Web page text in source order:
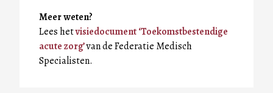
Meer weten?
Lees hetvisiedocument ‘Toekomstbestendige
acute zorg’van de Federatie Medisch
Specialisten.